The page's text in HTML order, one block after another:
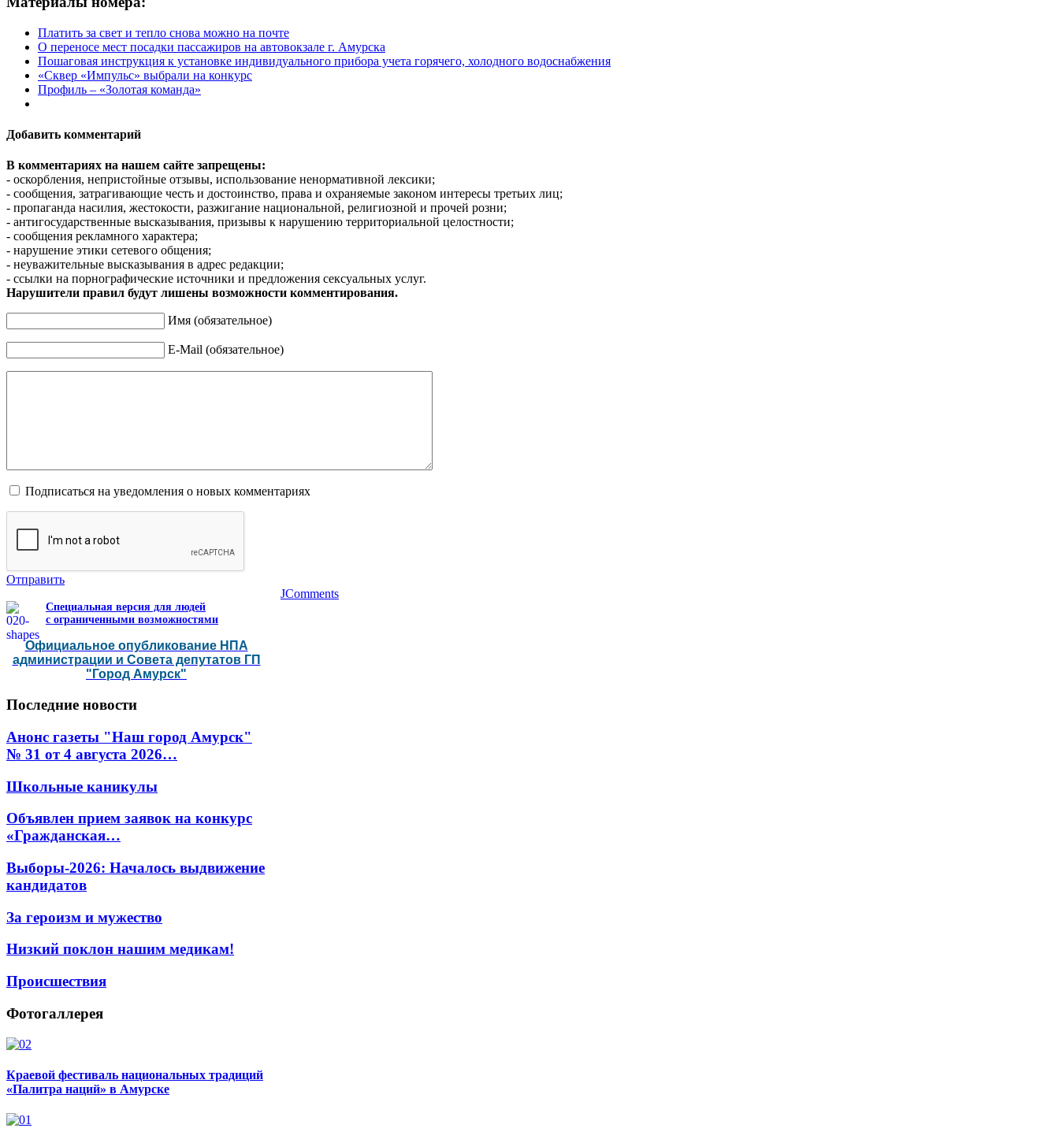
Платить за свет и тепло снова можно на почте
О переносе мест посадки пассажиров на автовокзале г. Амурска
Пошаговая инструкция к установке индивидуального прибора учета горячего, холодного водоснабжения
«Сквер «Импульс» выбрали на конкурс
Профиль – «Золотая команда»
Добавить комментарий
В комментариях на нашем сайте запрещены:
- оскорбления, непристойные отзывы, использование ненормативной лексики;
- сообщения, затрагивающие честь и достоинство, права и охраняемые законом интересы третьих лиц;
- пропаганда насилия, жестокости, разжигание национальной, религиозной и прочей розни;
- антигосударственные высказывания, призывы к нарушению территориальной целостности;
- сообщения рекламного характера;
- нарушение этики сетевого общения;
- неуважительные высказывания в адрес редакции;
- ссылки на порнографические источники и предложения сексуальных услуг.
Нарушители правил будут лишены возможности комментирования.
Имя (обязательное)
E-Mail (обязательное)
Подписаться на уведомления о новых комментариях
Отправить
JComments
Специальная версия для людей
с ограниченными возможностями
Официальное опубликование НПА
администрации и Совета депутатов ГП
"Город Амурск"
Последние новости
Анонс газеты "Наш город Амурск"
№ 31 от 4 августа 2026…
Школьные каникулы
Объявлен прием заявок на конкурс
«Гражданская…
Выборы-2026: Началось выдвижение
кандидатов
За героизм и мужество
Низкий поклон нашим медикам!
Происшествия
Фотогаллерея
Краевой фестиваль национальных традиций
«Палитра наций» в Амурске